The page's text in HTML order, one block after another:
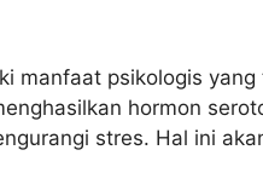
manfaat psikologis
hormon
stres. Hal ini